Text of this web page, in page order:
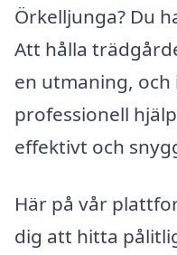
Örkelljunga? Du
Att hålla
en utmaning,
professionell
effektivt och
Här på vår
dig att hitta